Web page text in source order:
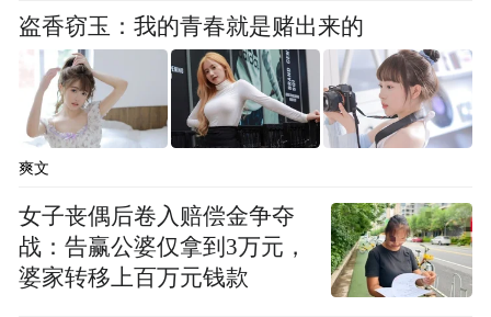
盗香窃玉：我的青春就是赌出来的
爽文
女子丧偶后卷入赔偿金争夺
战：告赢公婆仅拿到3万元，
婆家转移上百万元钱款